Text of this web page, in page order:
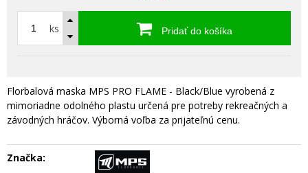
ks Pridať do košíka
Florbalová maska MPS PRO FLAME - Black/Blue vyrobená z
mimoriadne odolného plastu určená pre potreby rekreačných a
závodných hráčov. Výborná voľba za prijateľnú cenu.
Značka: